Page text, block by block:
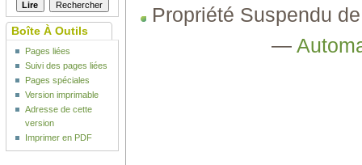
Propriété Suspendu
—
Boîte À Outils
Pages liées
Suivi des pages liées
Pages spéciales
Version imprimable
Adresse de cette
version
Imprimer en PDF